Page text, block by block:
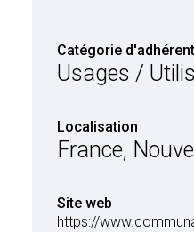
Catégorie d'adhérent
Usages /
Localisation
France,
Site web
https://